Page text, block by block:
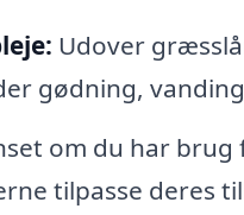
Udover
gødning,
om du har
tilpasse deres